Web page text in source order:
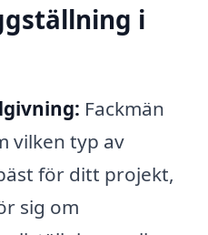
i
Fackmän
vilken typ av
för ditt projekt,
sig om